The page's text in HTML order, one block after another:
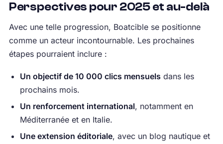
Perspectives pour 2025 et au-delà
Avec une telle progression, Boatcible se positionne
comme un acteur incontournable. Les prochaines
étapes pourraient inclure :
Un objectif de 10 000 clics mensuels dans les
prochains mois.
Un renforcement international, notamment en
Méditerranée et en Italie.
Une extension éditoriale, avec un blog nautique et